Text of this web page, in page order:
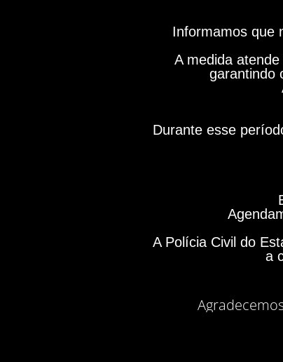
Informamos que
A medida
garantindo
Durante esse
A Polícia Civil do
a